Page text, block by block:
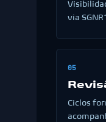
via
05
Ciclos